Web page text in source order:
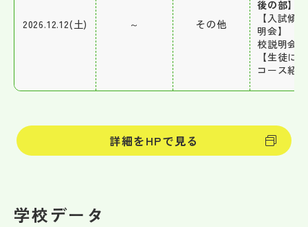
2026.12.12(土) ～ その他
後の部】
【入試傾
明会】 【
校説明会】
【生徒に
コース紹
詳細をHPで見る
学校データ